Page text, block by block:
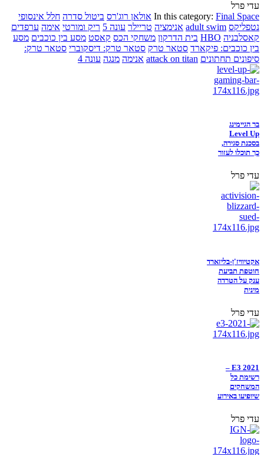
עדי פרל
In this category: Final Space אולאן רוג'רס ביטול סדרה חלל אינסופי
נטפליקס adult swim אנימציה טריילר עונה 5 ריק ומורטי אימה ערפדים
קאסלבניה HBO בית הדרקון משחקי הכס קאסט מסע בין כוכבים מסע
בין כוכבים: פיקארד סטאר טרק סטאר טרק: דיסקוברי סטאר טרק:
סיפונים תחתונים attack on titan אנימה מנגה עונה 4
בר הגיימינג
Level Up
בסכנת סגירה,
כך תוכלו לעזור
עדי פרל
אקטיוויז'ן-בליזארד
חוטפת תביעת
ענק על הטרדה
מינית
עדי פרל
E3 2021 –
רשימת כל
המשחקים
שיופיעו באירוע
עדי פרל